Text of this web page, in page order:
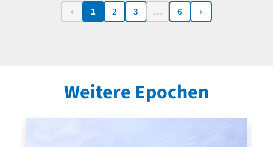
‹ 1 2 3 … 6 ›
Weitere Epochen